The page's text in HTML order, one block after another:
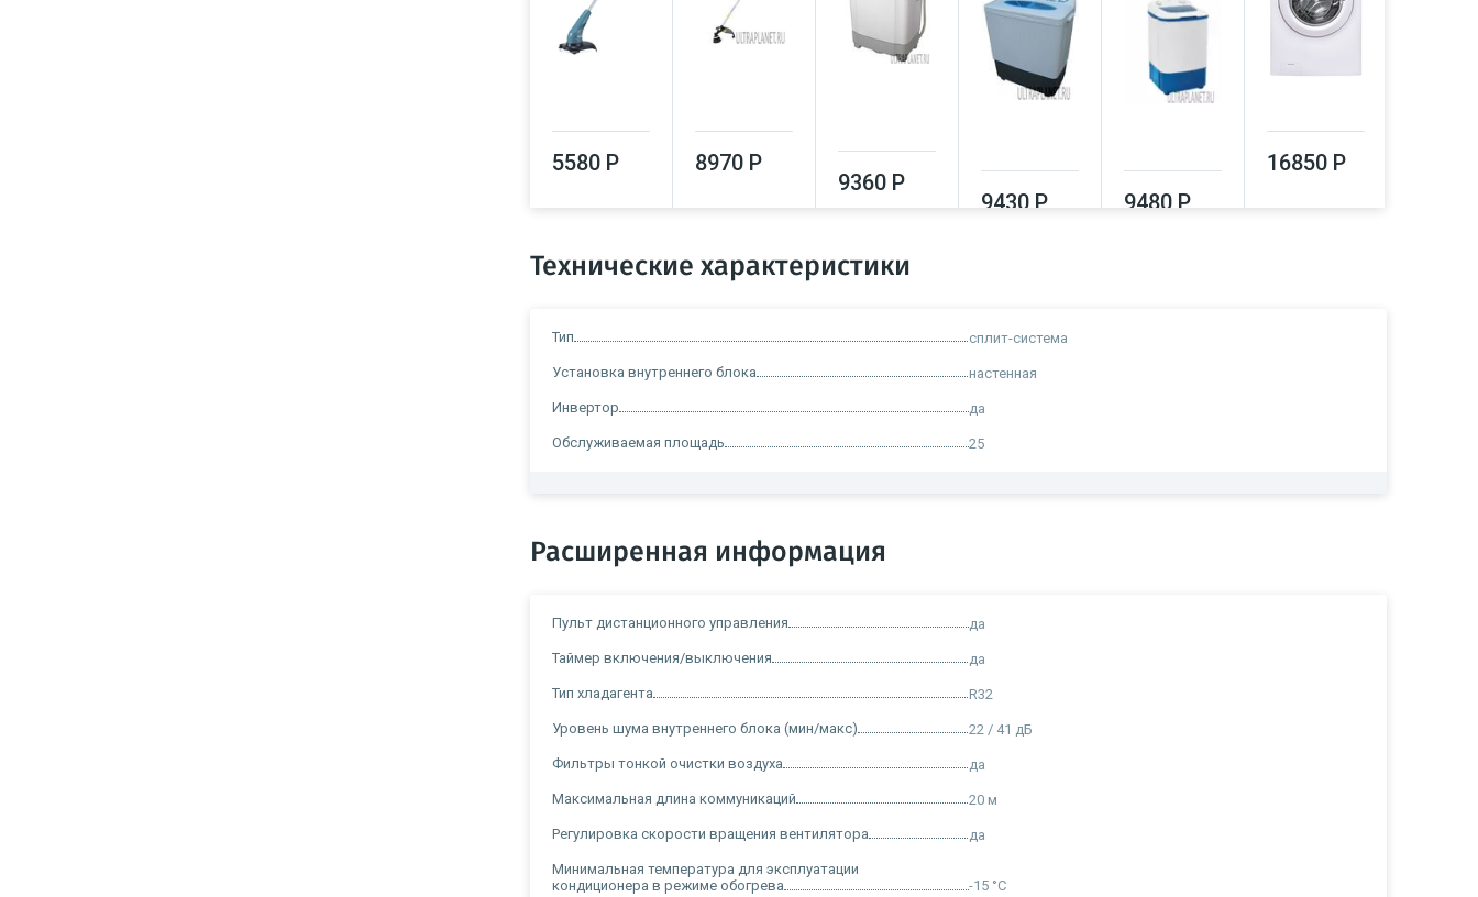
5580 Р 8970 Р
9360 Р
9430 Р 9480 Р
16850 Р
Технические характеристики
Тип сплит-система
Установка внутреннего блока настенная
Инвертор да
Обслуживаемая площадь 25
Расширенная информация
Пульт дистанционного управления да
Таймер включения/выключения да
Тип хладагента R32
Уровень шума внутреннего блока (мин/макс) 22 / 41 дБ
Фильтры тонкой очистки воздуха да
Максимальная длина коммуникаций 20 м
Регулировка скорости вращения вентилятора да
Минимальная температура для эксплуатации
кондиционера в режиме обогрева
-15 °C